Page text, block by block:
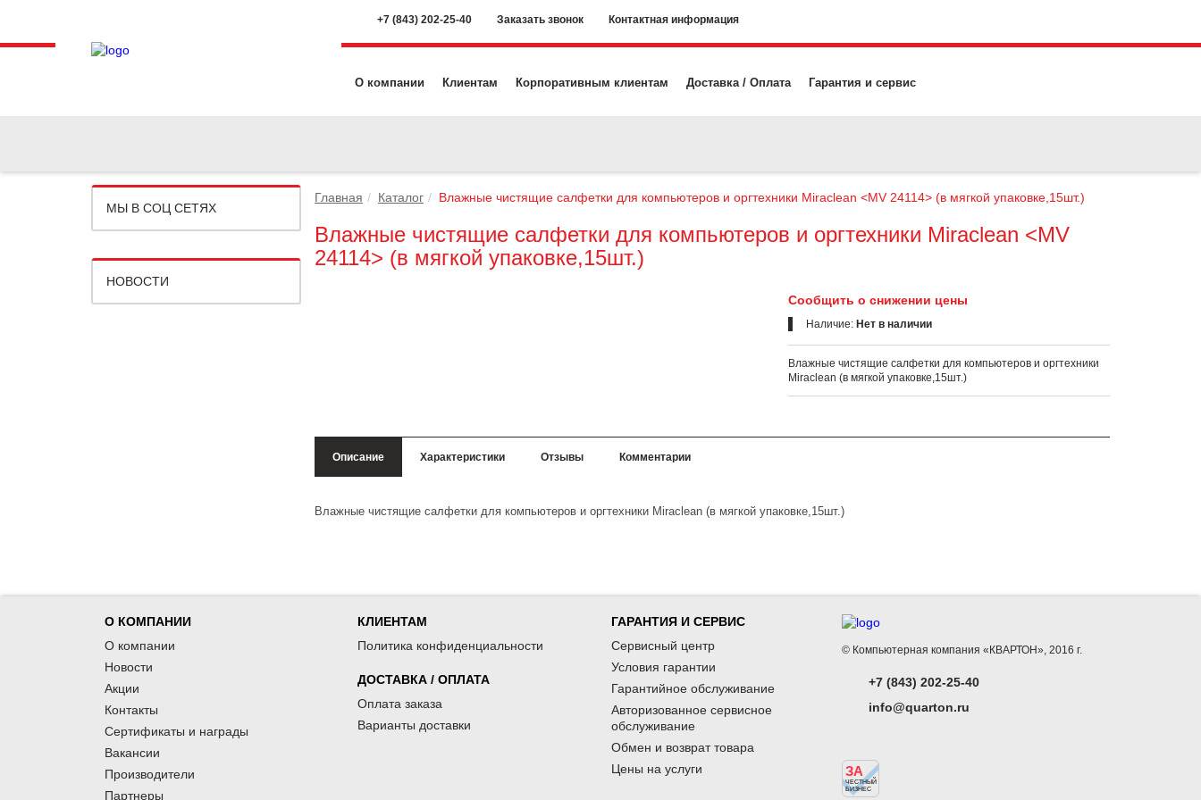
+7 (843) 202-25-40 Заказать звонок Контактная информация
О компании Клиентам Корпоративным клиентам Доставка / Оплата Гарантия и сервис
МЫ В СОЦ СЕТЯХ
НОВОСТИ
Главная Каталог Влажные чистящие салфетки для компьютеров и оргтехники Miraclean <MV 24114> (в мягкой упаковке,15шт.)
Влажные чистящие салфетки для компьютеров и оргтехники Miraclean <MV
24114> (в мягкой упаковке,15шт.)
Сообщить о снижении цены
Наличие: Нет в наличии
Влажные чистящие салфетки для компьютеров и оргтехники
Miraclean (в мягкой упаковке,15шт.)
Описание Характеристики Отзывы Комментарии
Влажные чистящие салфетки для компьютеров и оргтехники Miraclean (в мягкой упаковке,15шт.)
О КОМПАНИИ
О компании
Новости
Акции
Контакты
Сертификаты и награды
Вакансии
Производители
Партнеры
КЛИЕНТАМ
Политика конфиденциальности
ДОСТАВКА / ОПЛАТА
Оплата заказа
Варианты доставки
ГАРАНТИЯ И СЕРВИС
Сервисный центр
Условия гарантии
Гарантийное обслуживание
Авторизованное сервисное
обслуживание
Обмен и возврат товара
Цены на услуги
© Компьютерная компания «КВАРТОН», 2016 г.
+7 (843) 202-25-40
info@quarton.ru
ЗА
ЧЕСТНЫЙ
БИЗНЕС